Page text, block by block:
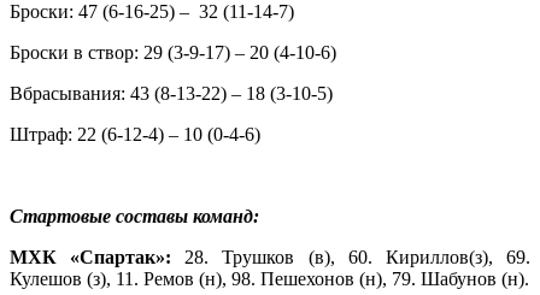
Броски: 47 (6-16-25) – 32 (11-14-7)
Броски в створ: 29 (3-9-17) – 20 (4-10-6)
Вбрасывания: 43 (8-13-22) – 18 (3-10-5)
Штраф: 22 (6-12-4) – 10 (0-4-6)
Стартовые составы команд:
МХК «Спартак»: 28. Трушков
(в), 60. Кириллов(з), 69.
Кулешов (з), 11. Ремов (н), 98. Пешехонов (н), 79. Шабунов (н).